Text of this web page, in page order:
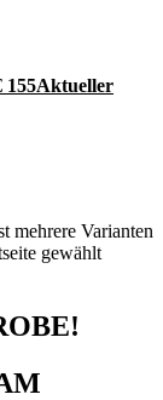
155Aktueller
mehrere Varianten
gewählt